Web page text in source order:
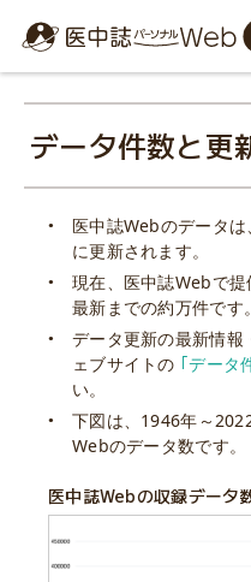
データ件数と更
医中誌Webのデータ
に更新されます。
現在、医中誌Webで
最新までの約万件です。
データ更新の最新情報
ェブサイトの ｢データ
い。
下図は、1946年～
Webのデータ数です。
医中誌Webの収録データ